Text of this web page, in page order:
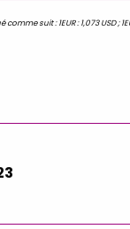
: 1EUR : 1,073 USD ;